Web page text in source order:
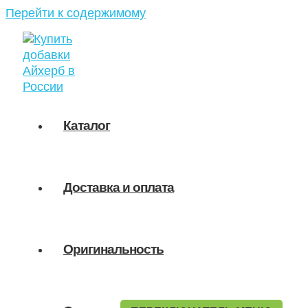
Перейти к содержимому
Каталог
Доставка и оплата
Оригинальность